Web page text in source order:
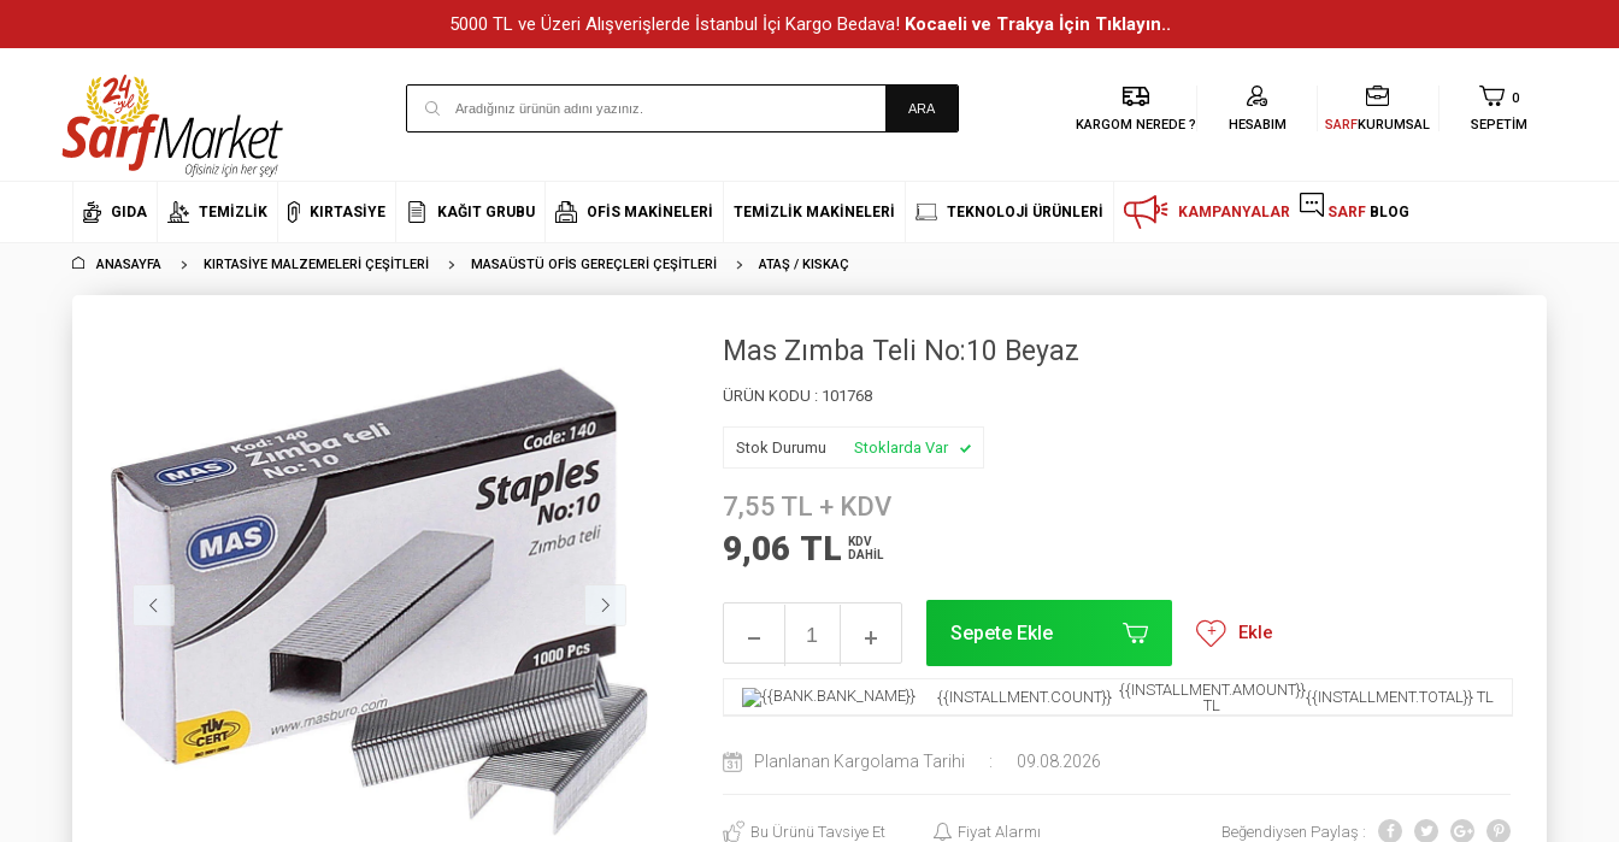
5000 TL ve Üzeri Alışverişlerde İstanbul İçi Kargo Bedava! Kocaeli ve Trakya İçin Tıklayın..
KARGOM NEREDE ? HESABIM SARFKURUMSAL
0
SEPETIM
GIDA TEMIZLIK KIRTASIYE KAĞIT GRUBU OFIS MAKINELERI TEMIZLIK MAKINELERI TEKNOLOJI ÜRÜNLERI KAMPANYALAR SARF BLOG
ANASAYFA KIRTASIYE MALZEMELERI ÇEŞITLERI MASAÜSTÜ OFIS GEREÇLERI ÇEŞITLERI ATAŞ / KISKAÇ
Mas Zımba Teli No:10 Beyaz
ÜRÜN KODU : 101768
Stok Durumu Stoklarda Var
7,55 TL + KDV
9,06 TL
KDV
DAHİL
Sepete Ekle Ekle
{{INSTALLMENT.COUNT}} {{INSTALLMENT.AMOUNT}}
TL
{{INSTALLMENT.TOTAL}} TL
Planlanan Kargolama Tarihi : 09.08.2026
Bu Ürünü Tavsiye Et Fiyat Alarmı Beğendiysen Paylaş :